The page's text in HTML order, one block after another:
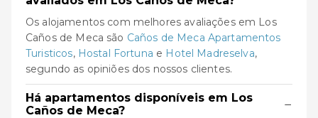
Os alojamentos com melhores avaliações em Los
Caños de Meca são Caños de Meca Apartamentos
Turisticos, Hostal Fortuna e Hotel Madreselva,
segundo as opiniões dos nossos clientes.
Há apartamentos disponíveis em Los
Caños de Meca?
−